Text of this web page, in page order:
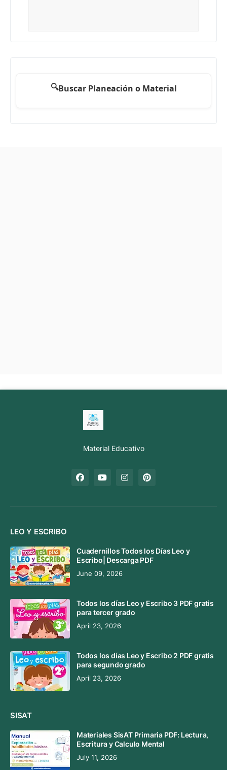
🔍Buscar Planeación o Material
Material Educativo
LEO Y ESCRIBO
Cuadernillos Todos los Días Leo y
Escribo| Descarga PDF
June 09, 2026
Todos los días Leo y Escribo 3 PDF gratis
para tercer grado
April 23, 2026
Todos los días Leo y Escribo 2 PDF gratis
para segundo grado
April 23, 2026
SISAT
Materiales SisAT Primaria PDF: Lectura,
Escritura y Calculo Mental
July 11, 2026